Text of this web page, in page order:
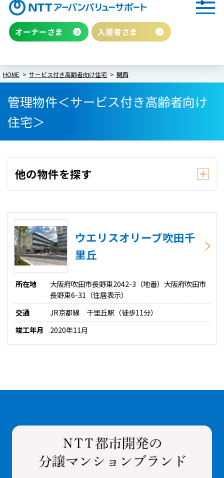
オーナーさま 入居者さま
HOME サービス付き高齢者向け住宅 関西
管理物件＜サービス付き高齢者向け
住宅＞
ウエリスオリーブ吹田千
里丘
所在地
大阪府吹田市長野東2042-3（地番）大阪府吹田市
長野東6-31（住居表示）
交通
JR京都線 千里丘駅（徒歩11分）
竣工年月
2020年11月